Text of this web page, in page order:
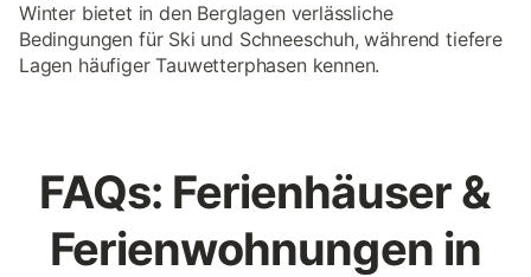
Winter bietet in den Berglagen verlässliche
Bedingungen für Ski und Schneeschuh, während tiefere
Lagen häufiger Tauwetterphasen kennen.
FAQs: Ferienhäuser &
Ferienwohnungen in